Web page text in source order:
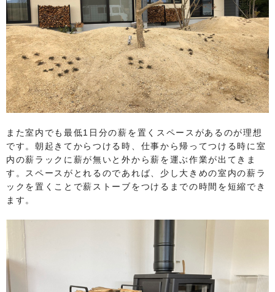
また室内でも最低1日分の薪を置くスペースがあるのが理想
です。朝起きてからつける時、仕事から帰ってつける時に室
内の薪ラックに薪が無いと外から薪を運ぶ作業が出てきま
す。スペースがとれるのであれば、少し大きめの室内の薪ラ
ックを置くことで薪ストーブをつけるまでの時間を短縮でき
ます。